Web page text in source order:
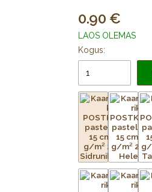
0.90
LAOS OLEMAS
Kogus: